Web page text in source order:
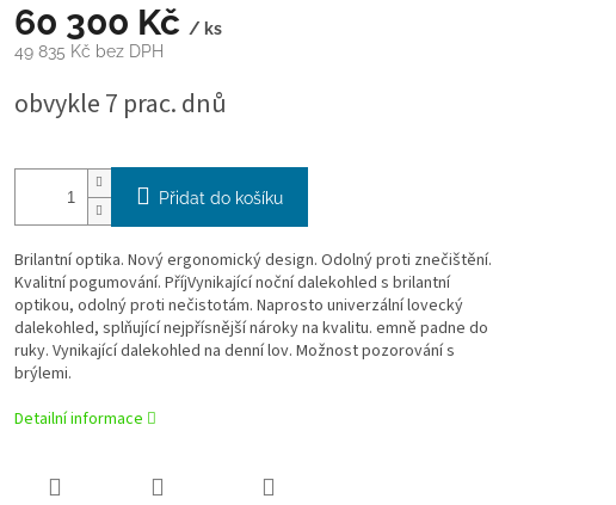
60 300 Kč / ks
49 835 Kč bez DPH
cena:
obvykle 7 prac. dnů
Přidat do košíku
Brilantní optika. Nový ergonomický design. Odolný proti znečištění.
Kvalitní pogumování. PříjVynikající noční dalekohled s brilantní
optikou, odolný proti nečistotám. Naprosto univerzální lovecký
dalekohled, splňující nejpřísnější nároky na kvalitu. emně padne do
ruky. Vynikající dalekohled na denní lov. Možnost pozorování s
brýlemi.
Detailní informace